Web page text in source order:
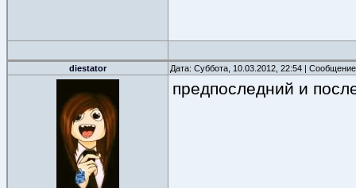
diestator Дата: Суббота, 10.03.2012, 22:54 |
предпоследний и